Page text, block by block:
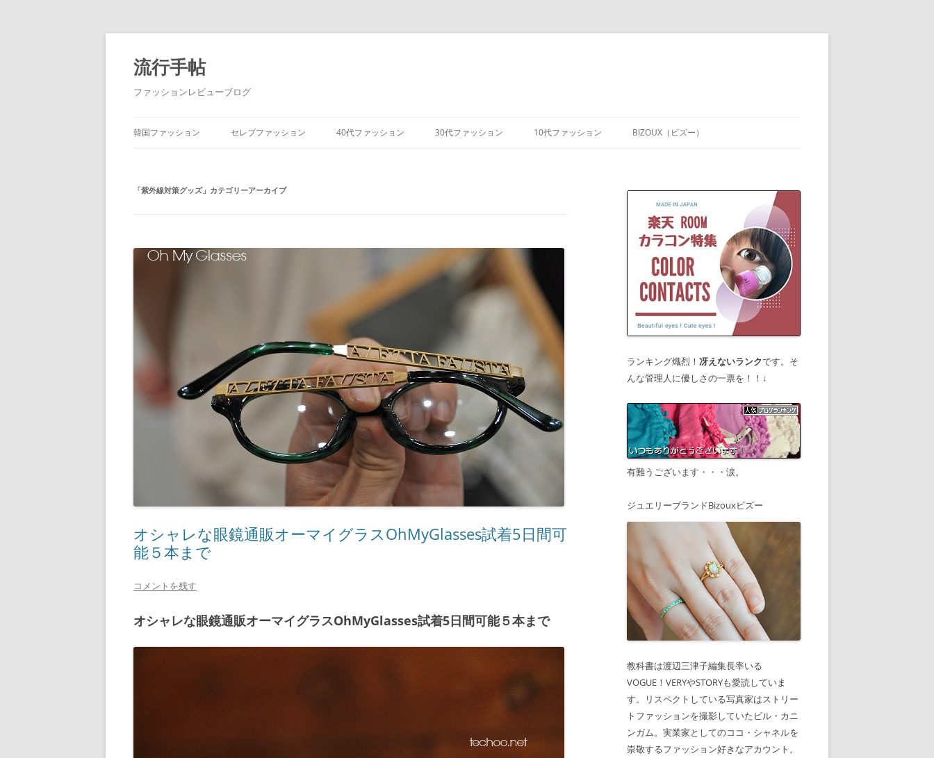
流行手帖
ファッションレビューブログ
ン
テ
韓国ファッション セレブファッション 40代ファッション 30代ファッション 10代ファッション BIZOUX（ビズー）
「紫外線対策グッズ」カテゴリーアーカイブ
オシャレな眼鏡通販オーマイグラスOhMyGlasses試着5日間可
能５本まで
コメントを残す
オシャレな眼鏡通販オーマイグラスOhMyGlasses試着5日間可能５本まで
ランキング熾烈！ 冴えないランクです。そ
んな管理人に優しさの一票を！！↓
有難うございます・・・涙。
ジュエリーブランドBizouxビズー
教科書は渡辺三津子編集長率いる
VOGUE！VERYやSTORYも愛読していま
す。リスペクトしている写真家はストリー
トファッションを撮影していたビル・カニ
ンガム。実業家としてのココ・シャネルを
崇敬するファッション好きなアカウント。